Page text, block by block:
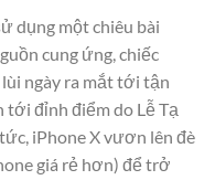
dụng một chiêu bài
cung ứng, chiếc
ngày ra mắt tới tận
tới đỉnh điểm do Lễ Tạ
iPhone X vươn lên đè
giá rẻ hơn) để trở